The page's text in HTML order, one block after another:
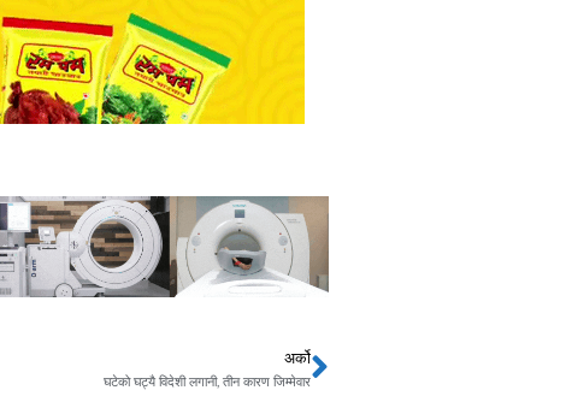
अर्को
घटेको घट्यै विदेशी लगानी, तीन कारण जिम्मेवारNext